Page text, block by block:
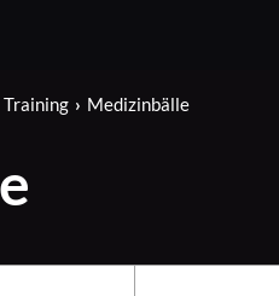
Medizinbälle